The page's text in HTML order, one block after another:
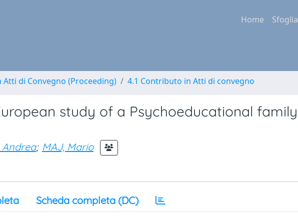
Home Sfoglia
di Convegno (Proceeding) 4.1 Contributo in Atti di convegno
study of a Psychoeducational family
Andrea; MAJ, Mario
Scheda completa (DC)